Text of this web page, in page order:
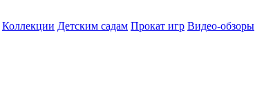
Коллекции Детским садам Прокат игр Видео-обзоры